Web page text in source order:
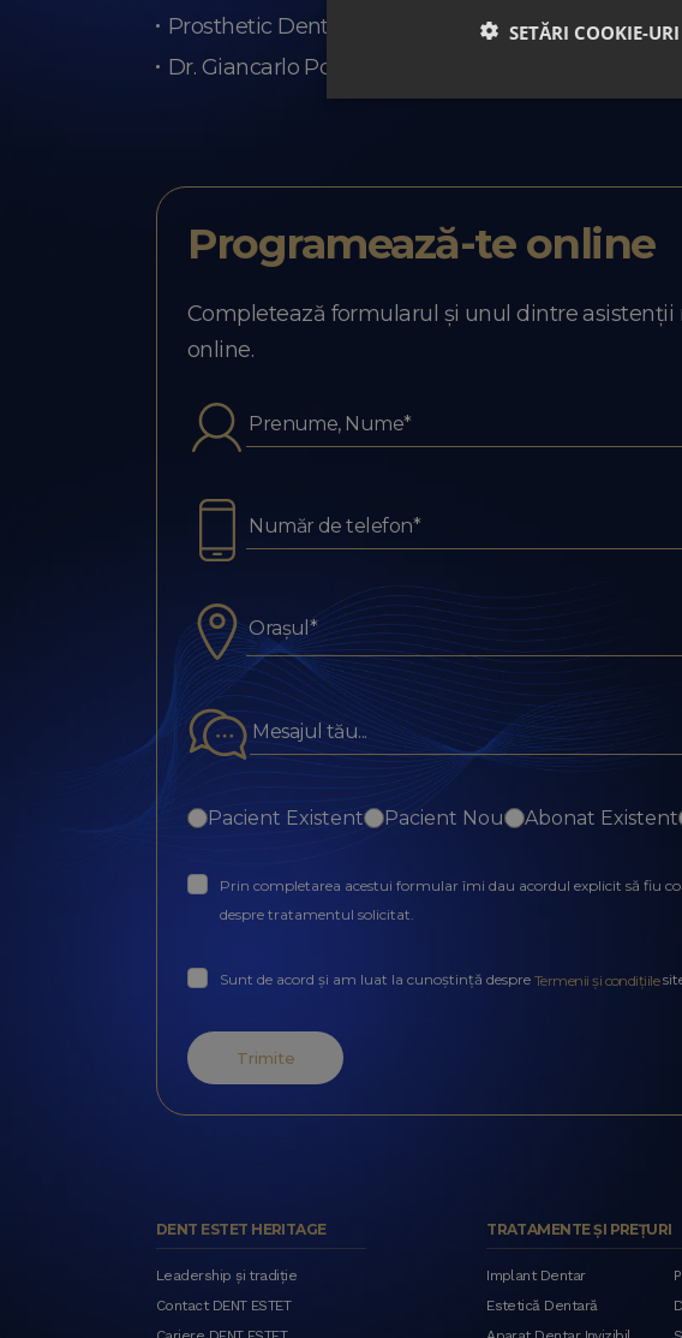
Prosthetic Dentistry in Digital era '' How
Dr. Giancarlo Pongione - The aesthetic treatment
Programează-teonline
Completează formularul și unul dintre
online.
Orașul*
Pacient Existent Pacient Nou Abonat Existent
Prin completarea acestui formular îmi dau acordul explicit să fiu
despre tratamentul solicitat.
Sunt de acord și am luat la cunoștință despre Termenii și condițiile
Trimite
DENT ESTET HERITAGE
Leadership și tradiție
Contact DENT ESTET
TRATAMENTE ȘI PREȚURI
Implant Dentar
Estetică Dentară
SETĂRI COOKIE-URI